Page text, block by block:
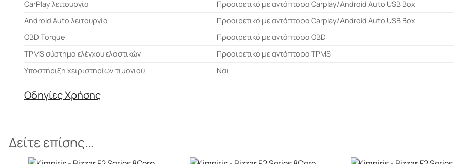
CarPlay λειτουργία
Προαιρετικό με αντάπτορα Carplay/Android Auto USB Box
Android Auto λειτουργία
Προαιρετικό με αντάπτορα Carplay/Android Auto USB Box
OBD Torque
Προαιρετικό με αντάπτορα OBD
ΤPMS σύστημα ελέγχου ελαστικών
Προαιρετικό με αντάπτορα TPMS
Υποστήριξη χειριστηρίων τιμονιού
Ναι
Οδηγίες Χρήσης
Δείτε επίσης...